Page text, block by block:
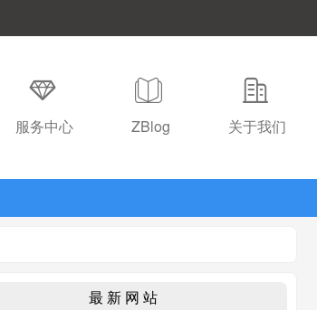
服务中心 ZBlog 关于我们
最新网站